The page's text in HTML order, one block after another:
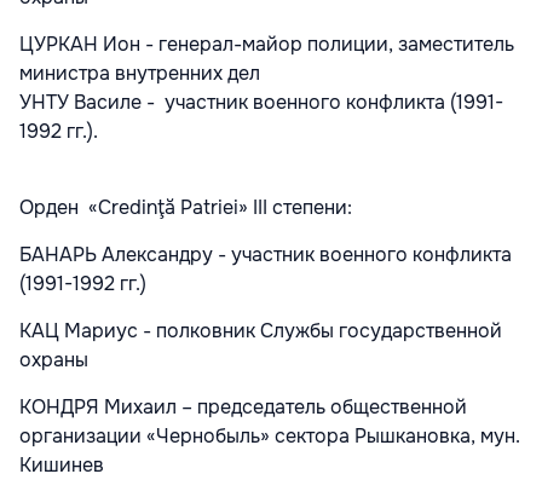
ЦУРКАН Ион - генерал-майор полиции, заместитель
министра внутренних дел
УНТУ Василе - участник военного конфликта (1991-
1992 гг.).
Орден «Credinţă Patriei» III степени:
БАНАРЬ Александру - участник военного конфликта
(1991-1992 гг.)
КАЦ Мариус - полковник Службы государственной
охраны
КОНДРЯ Михаил – председатель общественной
организации «Чернобыль» сектора Рышкановка, мун.
Кишинев